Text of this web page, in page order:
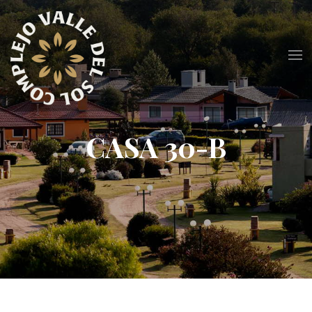
CASA 30-B